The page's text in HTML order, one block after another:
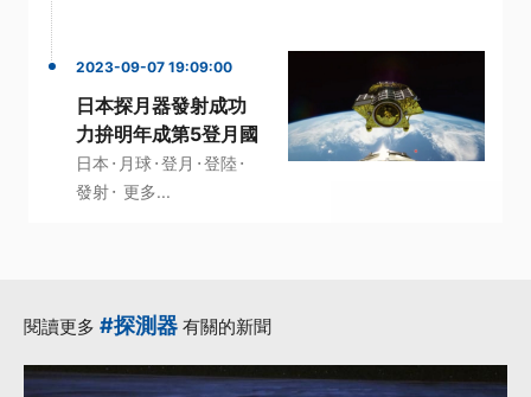
2023-09-07 19:09:00
日本探月器發射成功
力拚明年成第5登月國
日本 · 月球·登月 ·登陸 ·
發射· 更多...
閱讀更多 #探測器 有關的新聞